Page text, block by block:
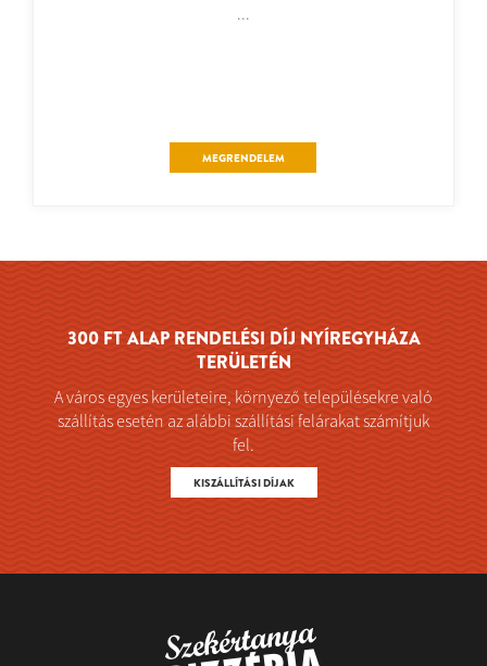
...
MEGRENDELEM
300 FT ALAP RENDELÉSI DÍJ NYÍREGYHÁZA
TERÜLETÉN
A város egyes kerületeire, környező településekre való
szállítás esetén az alábbi szállítási felárakat számítjuk
fel.
KISZÁLLÍTÁSI DÍJAK